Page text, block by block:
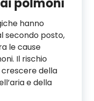
polmoni
hanno
secondo posto,
le cause
Il rischio
della
e della